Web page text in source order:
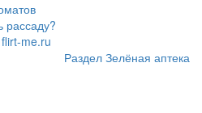
рассаду?
flirt-me.ru
Раздел Зелёная аптека